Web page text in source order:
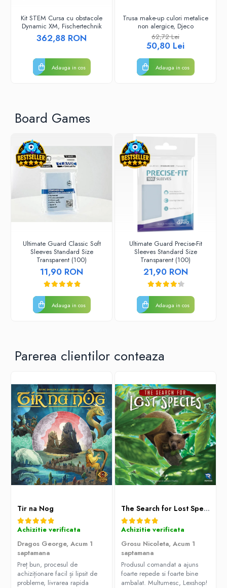
Puzzle 4000 piese
Puzzle 500 piese
Puzzle 180 piese
Puzzle 12 piese
Puzzle
Puzzle 70 piese
Puzzle cu 100 piese
Puzzle cu 200 piese
Puzzle XXL
Puzzle 2 in 1
Puzzle 1000 piese panorama
Puzzle 8000 piese
Puzzle 150 piese
Puzzle 1000 piese fluorescent
Puzzle din lemn
Mandala
Puzzle 3 in 1
Puzzle 275 piese
Puzzle 550 piese
Warhammer
Warhammer 40K
Age of Sigmar
Paints & Tools
Starter Sets
Accesorii
Figurine
Star Wars figurine
Friday The 13th
Marvel Univers
Kit STEM Cursa cu obstacole
Dynamic XM, Fischertechnik
362,88 RON
Adauga in cos
Trusa make-up culori metalice
non alergice, Djeco
62,72 Lei
50,80 Lei
Adauga in cos
Board Games
Ultimate Guard Classic Soft
Sleeves Standard Size
Transparent (100)
11,90 RON
Adauga in cos
Ultimate Guard Precise-Fit
Sleeves Standard Size
Transparent (100)
21,90 RON
Adauga in cos
Parerea clientilor conteaza
Tir na Nog
Achizitie verificata
Dragos George, Acum 1
saptamana
Preț bun, procesul de
achiziționare facil și lipsit de
probleme, livrarea rapida
The Search for Lost Species
Achizitie verificata
Grosu Nicoleta, Acum 1
saptamana
Produsul comandat a ajuns
foarte repede si foarte bine
ambalat. Multumesc, Lexshop!